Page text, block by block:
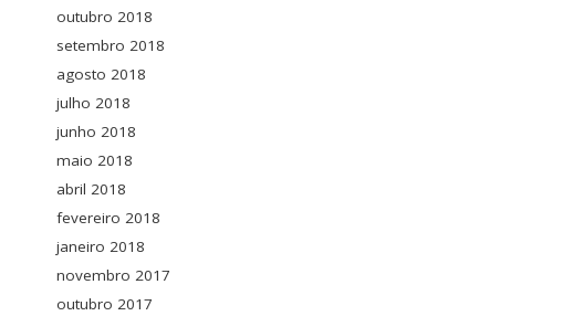
outubro 2018
setembro 2018
agosto 2018
julho 2018
junho 2018
maio 2018
abril 2018
fevereiro 2018
janeiro 2018
novembro 2017
outubro 2017